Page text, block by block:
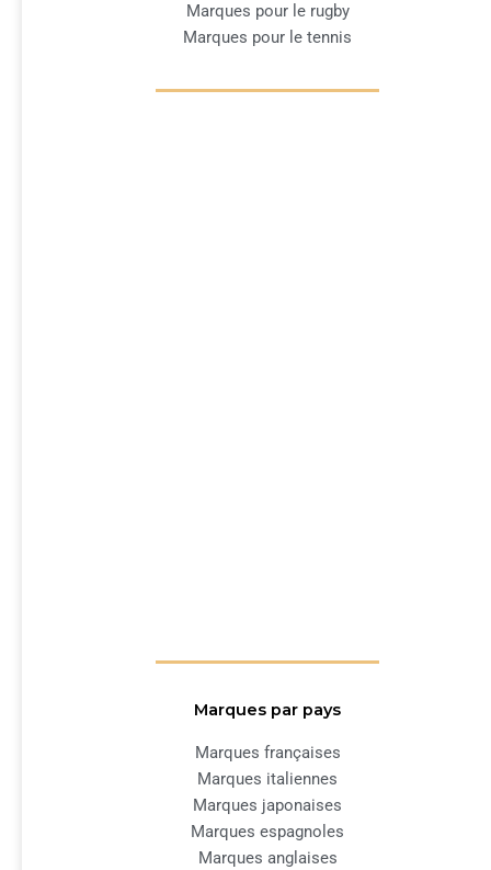
Marques pour le rugby
Marques pour le tennis
Marques par pays
Marques françaises
Marques italiennes
Marques japonaises
Marques espagnoles
Marques anglaises